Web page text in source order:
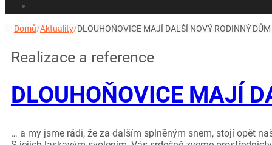
Domů/Aktuality/DLOUHOŇOVICE MAJÍ DALŠÍ NOVÝ RODINNÝ DŮM
Realizace a reference
DLOUHOŇOVICE MAJÍ
… a my jsme rádi, že za dalším splněným snem, stojí opět